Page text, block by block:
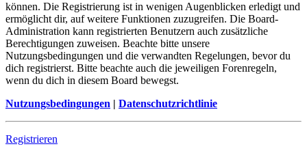
können. Die Registrierung ist in wenigen Augenblicken erledigt und
ermöglicht dir, auf weitere Funktionen zuzugreifen. Die Board-
Administration kann registrierten Benutzern auch zusätzliche
Berechtigungen zuweisen. Beachte bitte unsere
Nutzungsbedingungen und die verwandten Regelungen, bevor du
dich registrierst. Bitte beachte auch die jeweiligen Forenregeln,
wenn du dich in diesem Board bewegst.
Nutzungsbedingungen | Datenschutzrichtlinie
Registrieren